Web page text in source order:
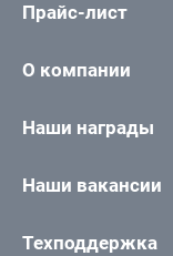
Прайс-лист
О компании
Наши награды
Наши вакансии
Техподдержка